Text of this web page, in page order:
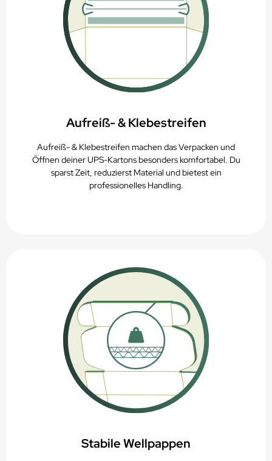
Aufreiß- & Klebestreifen
Aufreiß- & Klebestreifen machen das Verpacken und
Öffnen deiner UPS-Kartons besonders komfortabel. Du
sparst Zeit, reduzierst Material und bietest ein
professionelles Handling.
Stabile Wellpappen